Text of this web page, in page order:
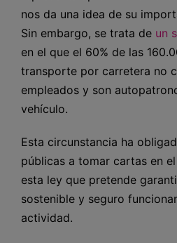
nos da una idea de su
Sin embargo, se trata de un
en el que el 60% de las
transporte por carretera no
empleados y son
vehículo.
Esta circunstancia ha
públicas a tomar cartas en
esta ley que pretende
sostenible y seguro
actividad.